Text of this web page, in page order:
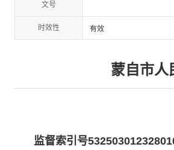
文号
时效性 有效
蒙自市人
监督索引号